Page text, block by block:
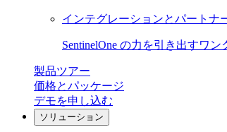
インテグレーションとパートナ
SentinelOne の力を引き出すワン
製品ツアー
価格とパッケージ
デモを申し込む
ソリューション